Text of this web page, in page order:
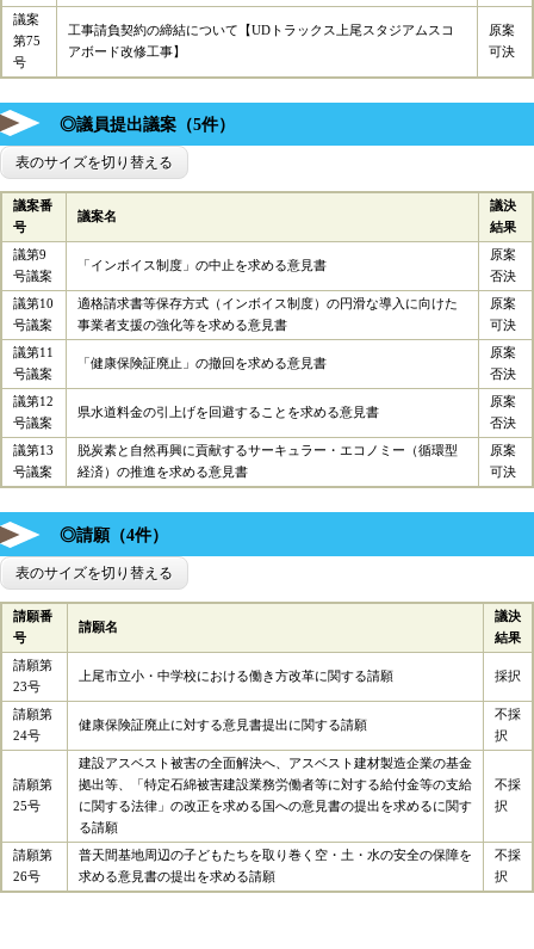
議案
第75
号
工事請負契約の締結について【UDトラックス上尾スタジアムスコ
アボード改修工事】
原案
可決
◎議員提出議案（5件）
表のサイズを切り替える
議案番
号
議案名
議決
結果
議第9
号議案
「インボイス制度」の中止を求める意見書
原案
否決
議第10
号議案
適格請求書等保存方式（インボイス制度）の円滑な導入に向けた
事業者支援の強化等を求める意見書
原案
可決
議第11
号議案
「健康保険証廃止」の撤回を求める意見書
原案
否決
議第12
号議案
県水道料金の引上げを回避することを求める意見書
原案
否決
議第13
号議案
脱炭素と自然再興に貢献するサーキュラー・エコノミー（循環型
経済）の推進を求める意見書
原案
可決
◎請願（4件）
表のサイズを切り替える
請願番
号
請願名
議決
結果
請願第
23号
上尾市立小・中学校における働き方改革に関する請願 採択
請願第
24号
健康保険証廃止に対する意見書提出に関する請願
不採
択
請願第
25号
建設アスベスト被害の全面解決へ、アスベスト建材製造企業の基金
拠出等、「特定石綿被害建設業務労働者等に対する給付金等の支給
に関する法律」の改正を求める国への意見書の提出を求めるに関す
る請願
不採
択
請願第
26号
普天間基地周辺の子どもたちを取り巻く空・土・水の安全の保障を
求める意見書の提出を求める請願
不採
択